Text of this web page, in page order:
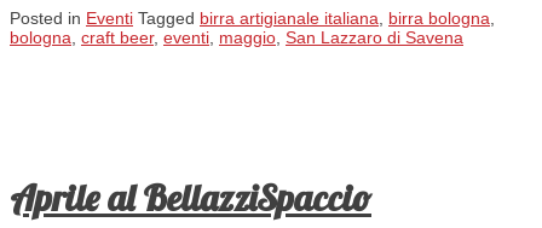
Posted in Eventi Tagged birra artigianale italiana birra bologna
bologna craft beer, eventi maggio San Lazzaro di Savena
Aprile al BellazziSpaccio